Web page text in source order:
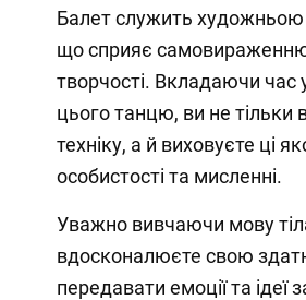
Балет служить
що сприяє самовираженню,
творчості. Вкладаючи час
цього танцю, ви не тільки
техніку, а й виховуєте ці
особистості та мисленні.
Уважно вивчаючи мову
вдосконалюєте свою
передавати емоції та ідеї